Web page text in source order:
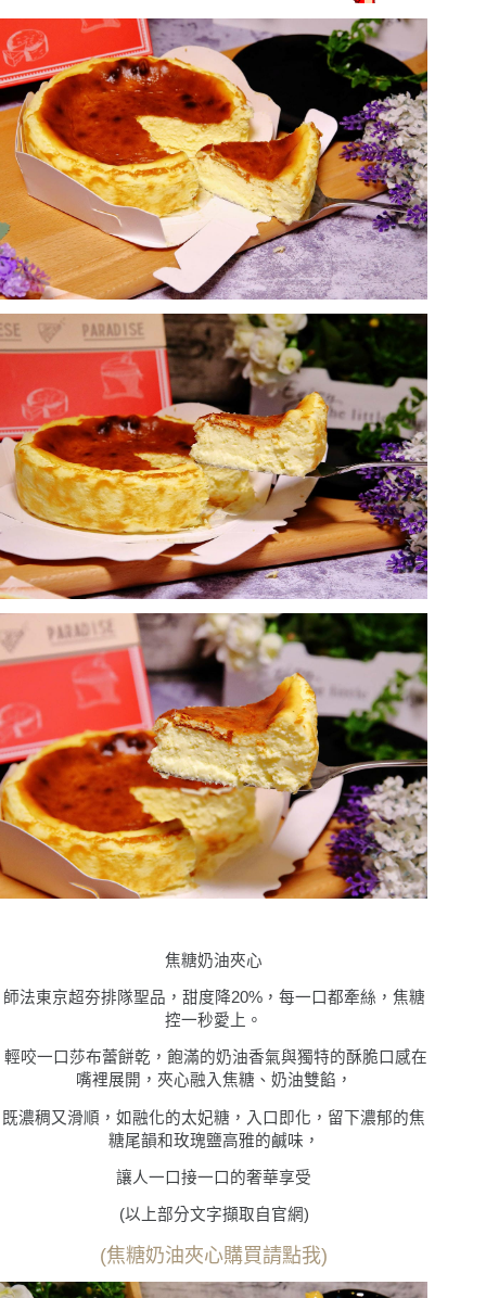
焦糖奶油夾心
師法東京超夯排隊聖品，甜度降20%，每一口都牽絲，焦糖
控一秒愛上。
輕咬一口莎布蕾餅乾，飽滿的奶油香氣與獨特的酥脆口感在
嘴裡展開，夾心融入焦糖、奶油雙餡，
既濃稠又滑順，如融化的太妃糖，入口即化，留下濃郁的焦
糖尾韻和玫瑰鹽高雅的鹹味，
讓人一口接一口的奢華享受
(以上部分文字擷取自官網)
(焦糖奶油夾心購買請點我)